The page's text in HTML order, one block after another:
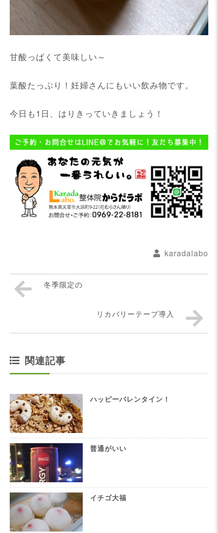
甘酸っぱくて美味しい～
葉酸たっぷり！妊婦さんにもいい飲み物です。
今日も1日、はりきっていきましょう！
karadalabo
冬季限定の
リカバリーテープ導入
関連記事
ハッピーバレンタイン！
普通がいい
イチゴ大福